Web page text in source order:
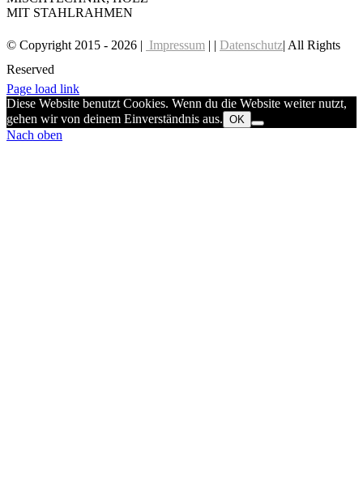
MIT STAHLRAHMEN
© Copyright 2015 - 2026 | Impressum | | Datenschutz| All Rights
Reserved
Page load link
Diese Website benutzt Cookies. Wenn du die Website weiter nutzt,
gehen wir von deinem Einverständnis aus. OK
Nach oben